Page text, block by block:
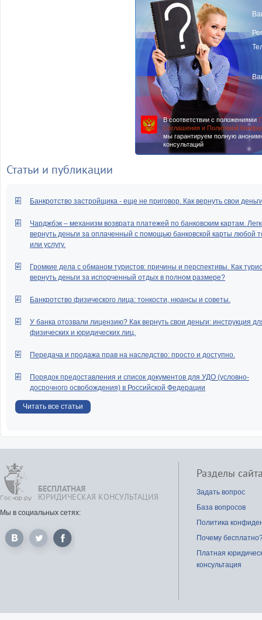
В соответствии с положениями
Соглашения и Политикой
мы гарантируем полную
консультаций
Статьи и публикации
Банкротство застройщика - еще не приговор. Как вернуть свои
Чарджбэк – механизм возврата платежей по банковским картам.
вернуть деньги за оплаченный с помощью банковской карты любой
или услугу.
Громкие дела с обманом туристов: причины и перспективы. Как
вернуть деньги за испорченный отдых в полном размере?
Банкротство физического лица: тонкости, нюансы и советы.
У банка отозвали лицензию? Как вернуть свои деньги: инструкция
физических и юридических лиц.
Передача и продажа прав на наследство: просто и доступно.
Порядок предоставления и список документов для УДО (условно-
досрочного освобождения) в Российской Федерации
Читать все статьи
БЕСПЛАТНАЯ
ЮРИДИЧЕСКАЯ КОНСУЛЬТАЦИЯ
Мы в социальных сетях:
Разделы
Задать вопрос
База вопросов
Политика
Почему
Платная
консультация